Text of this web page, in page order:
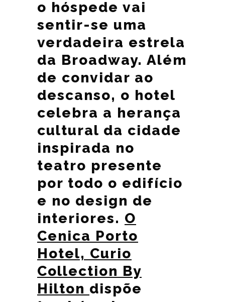
o hóspede vai
sentir-se uma
verdadeira estrela
da Broadway. Além
de convidar ao
descanso, o hotel
celebra a herança
cultural da cidade
inspirada no
teatro presente
por todo o edifício
e no design de
interiores. O
Cenica Porto
Hotel, Curio
Collection By
Hilton dispõe